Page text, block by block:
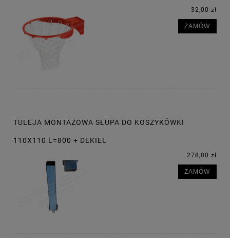
32,00 zł
ZAMÓW
TULEJA MONTAŻOWA SŁUPA DO KOSZYKÓWKI
110X110 L=800 + DEKIEL
278,00 zł
ZAMÓW